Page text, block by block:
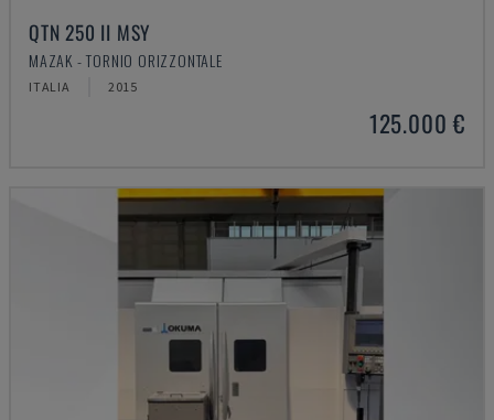
QTN 250 II MSY
MAZAK - TORNIO ORIZZONTALE
ITALIA 2015
125.000 €